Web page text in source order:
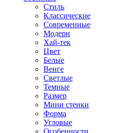
Стиль
Классические
Современные
Модерн
Хай-тек
Цвет
Белые
Венге
Светлые
Темные
Размер
Мини стенки
Форма
Угловые
Особенности